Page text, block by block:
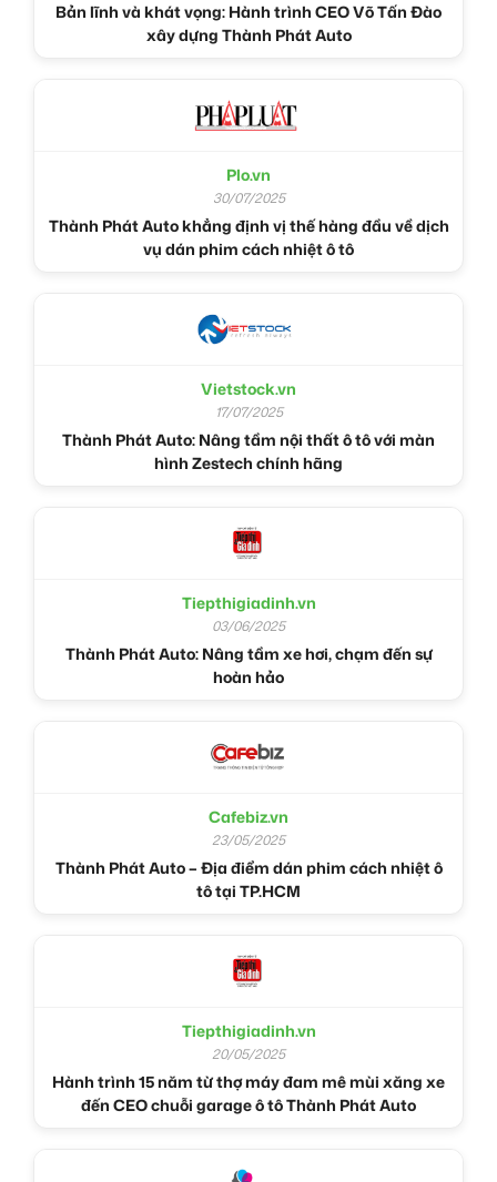
Bản lĩnh và khát vọng: Hành trình CEO Võ Tấn Đào
xây dựng Thành Phát Auto
Plo.vn
30/07/2025
Thành Phát Auto khẳng định vị thế hàng đầu về dịch
vụ dán phim cách nhiệt ô tô
Vietstock.vn
17/07/2025
Thành Phát Auto: Nâng tầm nội thất ô tô với màn
hình Zestech chính hãng
Tiepthigiadinh.vn
03/06/2025
Thành Phát Auto: Nâng tầm xe hơi, chạm đến sự
hoàn hảo
Cafebiz.vn
23/05/2025
Thành Phát Auto – Địa điểm dán phim cách nhiệt ô
tô tại TP.HCM
Tiepthigiadinh.vn
20/05/2025
Hành trình 15 năm từ thợ máy đam mê mùi xăng xe
đến CEO chuỗi garage ô tô Thành Phát Auto